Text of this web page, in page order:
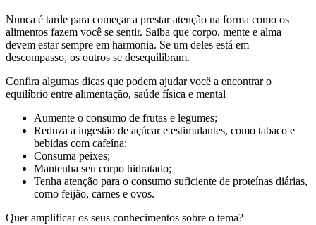
Nunca é tarde para começar a prestar atenção na forma como os
alimentos fazem você se sentir. Saiba que corpo, mente e alma
devem estar sempre em harmonia. Se um deles está em
descompasso, os outros se desequilibram.
Confira algumas dicas que podem ajudar você a encontrar o
equilíbrio entre alimentação, saúde física e mental
Aumente o consumo de frutas e legumes;
Reduza a ingestão de açúcar e estimulantes, como tabaco e
bebidas com cafeína;
Consuma peixes;
Mantenha seu corpo hidratado;
Tenha atenção para o consumo suficiente de proteínas diárias,
como feijão, carnes e ovos.
Quer amplificar os seus conhecimentos sobre o tema?